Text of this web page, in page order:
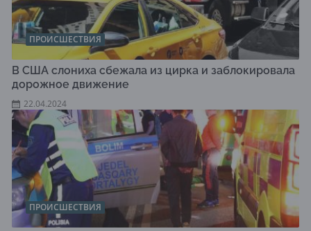
ПРОИСШЕСТВИЯ
В США слониха сбежала из цирка и заблокировала
дорожное движение
22.04.2024
ПРОИСШЕСТВИЯ